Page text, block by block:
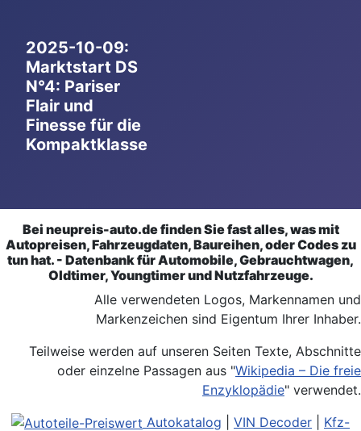
2025-10-09:
Marktstart DS
N°4: Pariser
Flair und
Finesse für die
Kompaktklasse
Bei neupreis-auto.de finden Sie fast alles, was mit
Autopreisen, Fahrzeugdaten, Baureihen, oder Codes zu
tun hat. - Datenbank für Automobile, Gebrauchtwagen,
Oldtimer, Youngtimer und Nutzfahrzeuge.
Alle verwendeten Logos, Markennamen und
Markenzeichen sind Eigentum Ihrer Inhaber.
Teilweise werden auf unseren Seiten Texte, Abschnitte
oder einzelne Passagen aus "Wikipedia – Die freie
Enzyklopädie" verwendet.
Autokatalog
VIN Decoder
Kfz-